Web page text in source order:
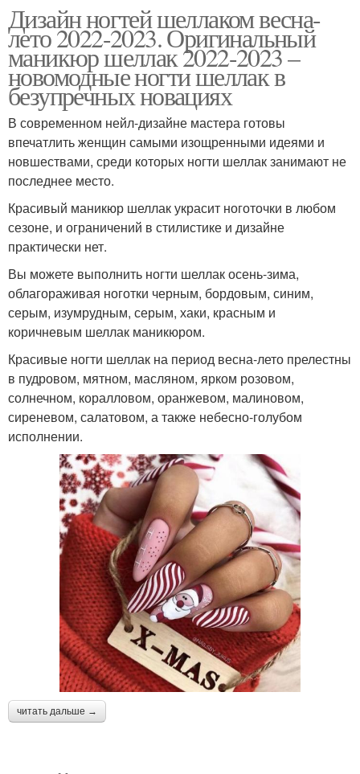
Дизайн ногтей шеллаком весна-
лето 2022-2023. Оригинальный
маникюр шеллак 2022-2023 –
новомодные ногти шеллак в
безупречных новациях
В современном нейл-дизайне мастера готовы
впечатлить женщин самыми изощренными идеями и
новшествами, среди которых ногти шеллак занимают не
последнее место.
Красивый маникюр шеллак украсит ноготочки в любом
сезоне, и ограничений в стилистике и дизайне
практически нет.
Вы можете выполнить ногти шеллак осень-зима,
облагораживая ноготки черным, бордовым, синим,
серым, изумрудным, серым, хаки, красным и
коричневым шеллак маникюром.
Красивые ногти шеллак на период весна-лето прелестны
в пудровом, мятном, масляном, ярком розовом,
солнечном, коралловом, оранжевом, малиновом,
сиреневом, салатовом, а также небесно-голубом
исполнении.
читать дальше →